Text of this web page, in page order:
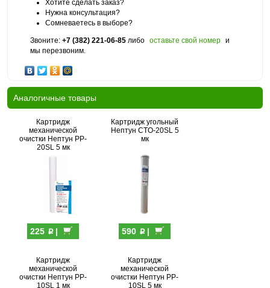
Хотите сделать заказ?
Нужна консультация?
Сомневаетесь в выборе?
Звоните: +7 (382) 221-06-85 либо оставьте свой номер и
мы перезвоним.
Аналогичные товары
Картридж
механической
очистки Нептун PP-
20SL 5 мк
225 p|
Картридж угольный
Нептун CTO-20SL 5
мк
590 p|
Картридж
механической
очистки Нептун PP-
10SL 1 мк
Картридж
механической
очистки Нептун PP-
10SL 5 мк